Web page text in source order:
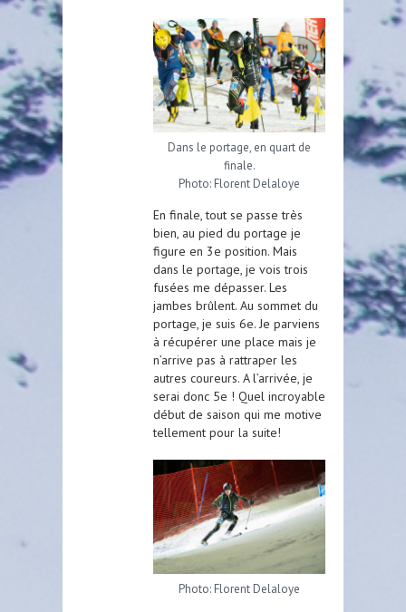
Dans le portage, en quart de
finale.
Photo: Florent Delaloye
En finale, tout se passe très
bien, au pied du portage je
figure en 3e position. Mais
dans le portage, je vois trois
fusées me dépasser. Les
jambes brûlent. Au sommet du
portage, je suis 6e. Je parviens
à récupérer une place mais je
n’arrive pas à rattraper les
autres coureurs. A l’arrivée, je
serai donc 5e ! Quel incroyable
début de saison qui me motive
tellement pour la suite!
Photo: Florent Delaloye